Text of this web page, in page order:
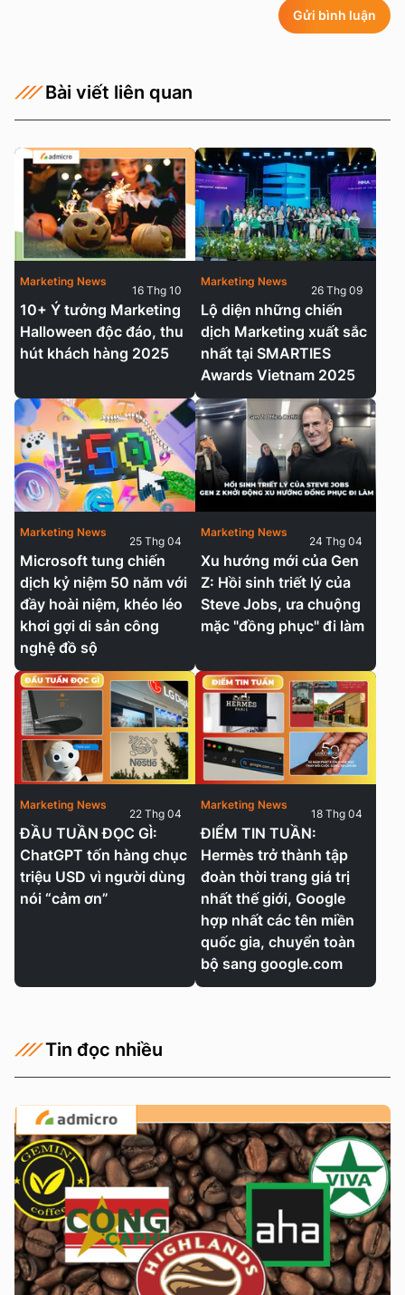
Gửi bình luận
Bài viết liên quan
10+ Ý tưởng Marketing
Halloween độc đáo, thu
hút khách hàng 2025
Marketing News
16 Thg 10
Lộ diện những chiến
dịch Marketing xuất sắc
nhất tại SMARTIES
Awards Vietnam 2025
Marketing News
26 Thg 09
Microsoft tung chiến
dịch kỷ niệm 50 năm với
đầy hoài niệm, khéo léo
khơi gợi di sản công
nghệ đồ sộ
Marketing News
25 Thg 04
Xu hướng mới của Gen
Z: Hồi sinh triết lý của
Steve Jobs, ưa chuộng
mặc "đồng phục" đi làm
Marketing News
24 Thg 04
ĐẦU TUẦN ĐỌC GÌ:
ChatGPT tốn hàng chục
triệu USD vì người dùng
nói “cảm ơn”
Marketing News
22 Thg 04
ĐIỂM TIN TUẦN:
Hermès trở thành tập
đoàn thời trang giá trị
nhất thế giới, Google
hợp nhất các tên miền
quốc gia, chuyển toàn
bộ sang google.com
Marketing News
18 Thg 04
Tin đọc nhiều